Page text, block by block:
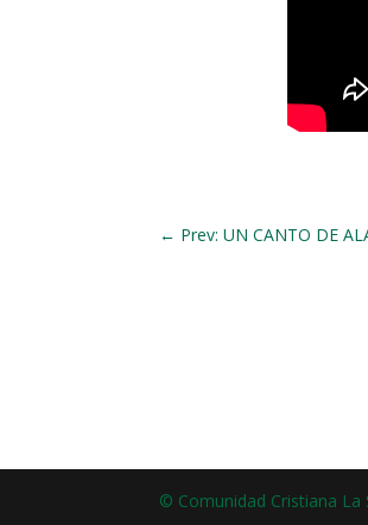
← Prev: UN CANTO DE
© Comunidad Cristiana La